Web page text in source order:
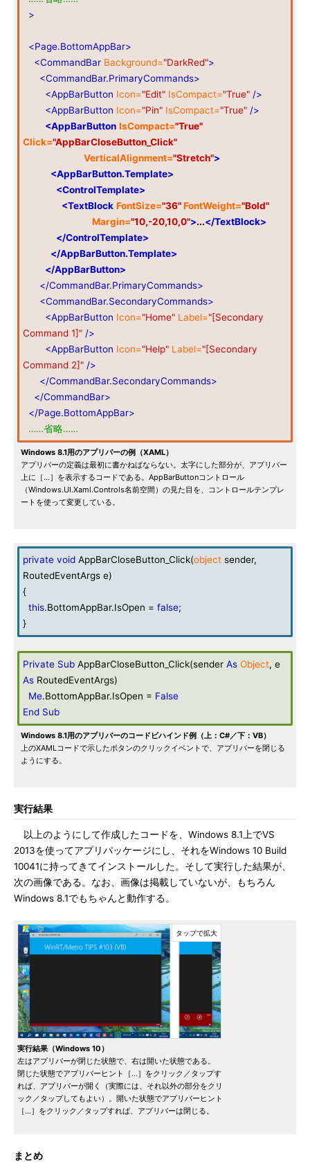
>
<Page.BottomAppBar>
<CommandBar Background="DarkRed">
<CommandBar.PrimaryCommands>
<AppBarButton Icon="Edit" IsCompact="True" />
<AppBarButton Icon="Pin" IsCompact="True" />
<AppBarButton IsCompact="True"
Click="AppBarCloseButton_Click"
VerticalAlignment="Stretch">
<AppBarButton.Template>
<ControlTemplate>
<TextBlock FontSize="36"FontWeight="Bold"
Margin="10,-20,10,0">...</TextBlock>
</ControlTemplate>
</AppBarButton.Template>
</AppBarButton>
</CommandBar.PrimaryCommands>
<CommandBar.SecondaryCommands>
<AppBarButton Icon="Home" Label="[Secondary
Command 1]" />
<AppBarButton Icon="Help" Label="[Secondary
Command 2]" />
</CommandBar.SecondaryCommands>
</CommandBar>
</Page.BottomAppBar>
……省略……
Windows 8.1用のアプリバーの例（XAML）
アプリバーの定義は最初に書かねばならない。太字にした部分が、アプリバー
上に［…］を表示するコードである。AppBarButtonコントロール
（Windows.UI.Xaml.Controls名前空間）の見た目を、コントロールテンプレ
ートを使って変更している。
private void AppBarCloseButton_Click(object sender,
RoutedEventArgs e)
{
this.BottomAppBar.IsOpen = false;
}
Private Sub AppBarCloseButton_Click(sender As Object, e
As RoutedEventArgs)
Me.BottomAppBar.IsOpen = False
End Sub
Windows 8.1用のアプリバーのコードビハインド例（上：C#／下：VB）
上のXAMLコードで示したボタンのクリックイベントで、アプリバーを閉じる
ようにする。
実行結果
以上のようにして作成したコードを、Windows 8.1上でVS
2013を使ってアプリパッケージにし、それをWindows 10 Build
10041に持ってきてインストールした。そして実行した結果が、
次の画像である。なお、画像は掲載していないが、もちろん
Windows 8.1でもちゃんと動作する。
実行結果（Windows 10）
左はアプリバーが閉じた状態で、右は開いた状態である。
閉じた状態でアプリバーヒント［…］をクリック／タップす
れば、アプリバーが開く（実際には、それ以外の部分をクリ
ック／タップしてもよい）。開いた状態でアプリバーヒント
［…］をクリック／タップすれば、アプリバーは閉じる。
まとめ